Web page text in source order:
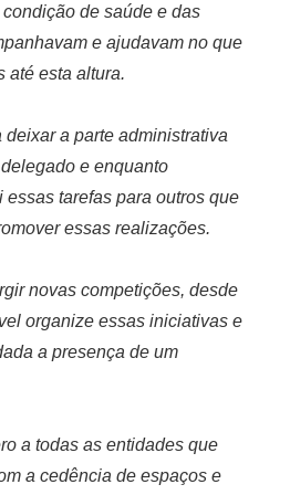
de saúde e das
e ajudavam no que
até esta altura.
a parte administrativa
e enquanto
tarefas para outros que
essas realizações.
novas competições, desde
organize essas iniciativas e
a presença de um
a todas as entidades que
a cedência de espaços e